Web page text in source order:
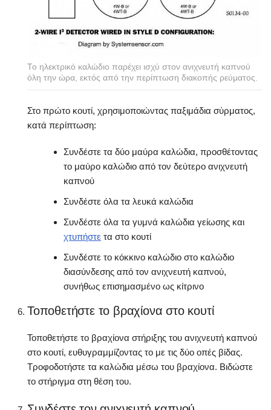
Το ηλεκτρικό καλώδιο παρέχει ισχύ στον ανιχνευτή καπνού
όλη την ώρα, εκτός από την περίπτωση διακοπής ρεύματος.
Στο πρώτο κουτί, χρησιμοποιώντας παξιμάδια σύρματος,
κατά περίπτωση:
Συνδέστε τα δύο μαύρα καλώδια, προσθέτοντας
το μαύρο καλώδιο από τον δεύτερο ανιχνευτή
καπνού
Συνδέστε όλα τα λευκά καλώδια
Συνδέστε όλα τα γυμνά καλώδια γείωσης και
χτυπήστε τα στο κουτί
Συνδέστε το κόκκινο καλώδιο στο καλώδιο
διασύνδεσης από τον ανιχνευτή καπνού,
συνήθως επισημασμένο ως κίτρινο
Τοποθετήστε το βραχίονα στο κουτί
Τοποθετήστε το βραχίονα στήριξης του ανιχνευτή καπνού
στο κουτί, ευθυγραμμίζοντας το με τις δύο οπές βίδας.
Τροφοδοτήστε τα καλώδια μέσω του βραχίονα. Βιδώστε
το στήριγμα στη θέση του.